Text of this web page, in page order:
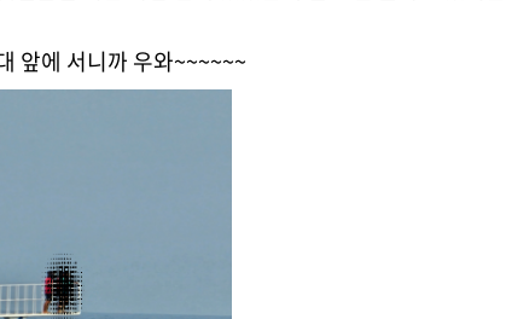
앞에 서니까 우와~~~~~~